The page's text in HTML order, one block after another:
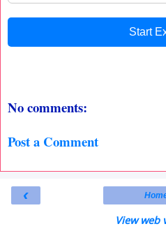
Start
No comments:
Post a Comment
‹
View web